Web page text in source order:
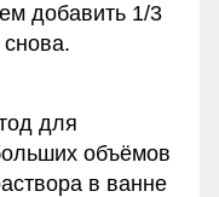
добавить 1/3
для
объёмов
в ванне